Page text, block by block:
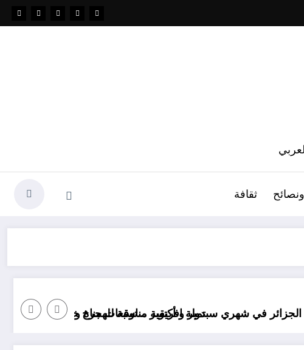
ثقافة
.. توقعات مناخ خريف 2026 الجزائر
دولة افريقية مناسبة للهجرة و مستقبلها كبير “منريد